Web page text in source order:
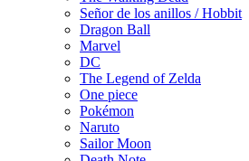
Señor de los anillos / Hobbit
Dragon Ball
Marvel
DC
The Legend of Zelda
One piece
Pokémon
Naruto
Sailor Moon